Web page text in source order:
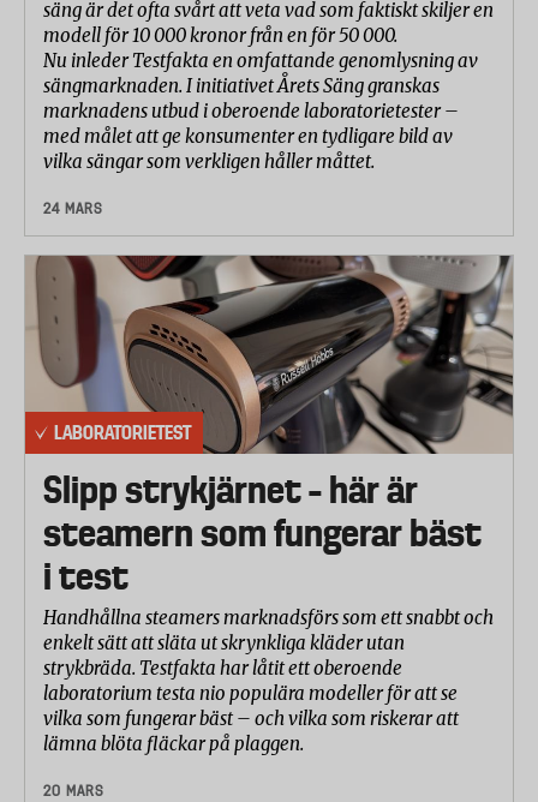
säng är det ofta svårt att veta vad som faktiskt skiljer en
modell för 10 000 kronor från en för 50 000.
Nu inleder Testfakta en omfattande genomlysning av
sängmarknaden. I initiativet Årets Säng granskas
marknadens utbud i oberoende laboratorietester –
med målet att ge konsumenter en tydligare bild av
vilka sängar som verkligen håller måttet.
24 MARS
LABORATORIETEST
Slipp strykjärnet – här är
steamern som fungerar bäst
i test
Handhållna steamers marknadsförs som ett snabbt och
enkelt sätt att släta ut skrynkliga kläder utan
strykbräda. Testfakta har låtit ett oberoende
laboratorium testa nio populära modeller för att se
vilka som fungerar bäst – och vilka som riskerar att
lämna blöta fläckar på plaggen.
20 MARS